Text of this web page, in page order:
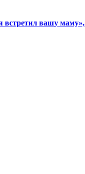
встретил вашу маму»,